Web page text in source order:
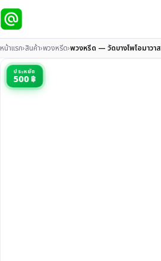
หน้าแรก›สินค้า›พวงหรีด›พวงหรีด — วัดบางโพโอมาวาส
ประหยัด
500 ฿